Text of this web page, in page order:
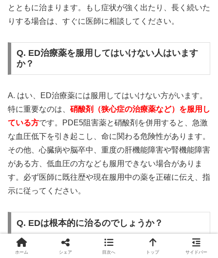
とともに治まります。もし症状が強く出たり、長く続いた
りする場合は、すぐに医師に相談してください。
Q. ED治療薬を服用してはいけない人はいます
か？
A. はい、ED治療薬には服用してはいけない方がいます。
特に重要なのは、 硝酸剤（狭心症の治療薬など）を服用し
ている方です。PDE5阻害薬と硝酸剤を併用すると、急激
な血圧低下を引き起こし、命に関わる危険性があります。
その他、心臓病や脳卒中、重度の肝機能障害や腎機能障害
がある方、低血圧の方なども服用できない場合がありま
す。必ず医師に既往歴や現在服用中の薬を正確に伝え、指
示に従ってください。
Q. EDは根本的に治るのでしょうか？
A. EDの原因によって異なります。心因性EDの場合は、
ホーム シェア 目次へ トップ サイドバー